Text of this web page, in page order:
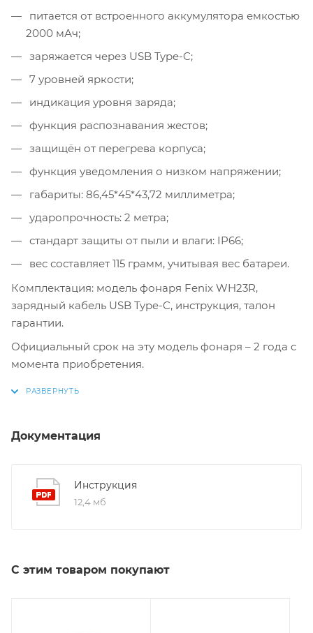
питается от встроенного аккумулятора емкостью
2000 мАч;
заряжается через USB Type-C;
7 уровней яркости;
индикация уровня заряда;
функция распознавания жестов;
защищён от перегрева корпуса;
функция уведомления о низком напряжении;
габариты: 86,45*45*43,72 миллиметра;
ударопрочность: 2 метра;
стандарт защиты от пыли и влаги: IP66;
вес составляет 115 грамм, учитывая вес батареи.
Комплектация: модель фонаря Fenix WH23R,
зарядный кабель USB Type-C, инструкция, талон
гарантии.
Официальный срок на эту модель фонаря – 2 года с
момента приобретения.
Документация
Инструкция
12,4 мб
С этим товаром покупают